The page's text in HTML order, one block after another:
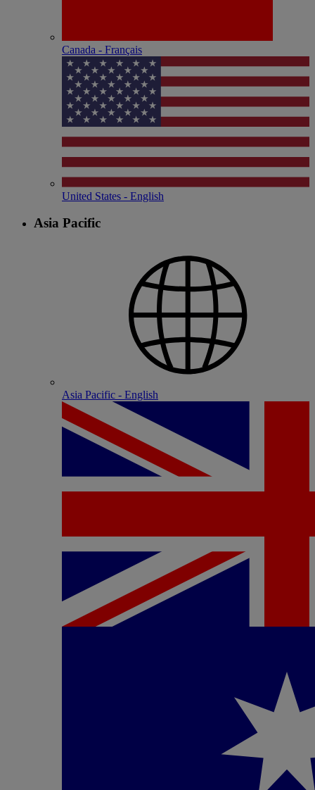
Canada - Français
United States - English
Asia Pacific
Asia Pacific - English